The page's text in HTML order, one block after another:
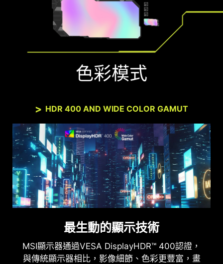
色彩模式
HDR 400 AND WIDE COLOR GAMUT
最生動的顯示技術
MSI顯示器通過VESA DisplayHDR™ 400認證，
與傳統顯示器相比，影像細節、色彩更豐富，畫